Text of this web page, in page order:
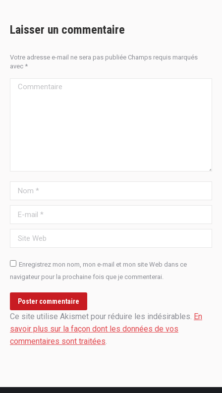
Laisser un commentaire
Votre adresse e-mail ne sera pas publiée Champs requis marqués
avec *
Commentaire
Nom *
E-mail *
Site Web
Enregistrez mon nom, mon e-mail et mon site Web dans ce
navigateur pour la prochaine fois que je commenterai.
Poster commentaire
Ce site utilise Akismet pour réduire les indésirables. En
savoir plus sur la façon dont les données de vos
commentaires sont traitées.